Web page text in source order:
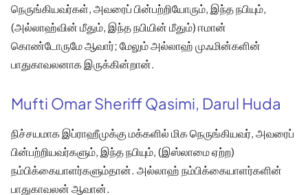
நெருங்கியவர்கள், அவரைப் பின்பற்றியோரும், இந்த நபியும்,
(அல்லாஹ்வின் மீதும், இந்த நபியின் மீதும்) ஈமான்
கொண்டோருமே ஆவார்; மேலும் அல்லாஹ் முஃமின்களின்
பாதுகாவலனாக இருக்கின்றான்.
Mufti Omar Sheriff Qasimi, Darul Huda
நிச்சயமாக இப்ராஹீமுக்கு மக்களில் மிக நெருங்கியவர், அவரைப்
பின்பற்றியவர்களும், இந்த நபியும், (இஸ்லாமை ஏற்ற)
நம்பிக்கையாளர்களும்தான். அல்லாஹ் நம்பிக்கையாளர்களின்
பாதுகாவலன் ஆவான்.